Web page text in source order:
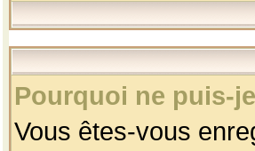
Pourquoi ne puis-
Vous êtes-vous